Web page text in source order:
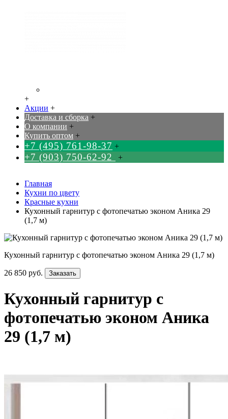
+
Акции +
Доставка и сборка +
О компании +
Купить оптом +
+7 (495) 761-98-37 +
+7 (903) 750-62-92 +
Главная
Кухни по цвету
Красные кухни
Кухонный гарнитур с фотопечатью эконом Аника 29
(1,7 м)
Кухонный гарнитур с фотопечатью эконом Аника 29 (1,7 м)
26 850 руб. Заказать
Кухонный гарнитур с
фотопечатью эконом Аника
29 (1,7 м)